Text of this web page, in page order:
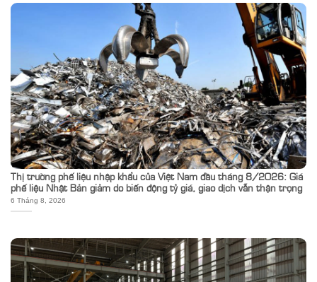
Thị trường phế liệu nhập khẩu của Việt Nam đầu tháng 8/2026: Giá
phế liệu Nhật Bản giảm do biến động tỷ giá, giao dịch vẫn thận trọng
6 Tháng 8, 2026